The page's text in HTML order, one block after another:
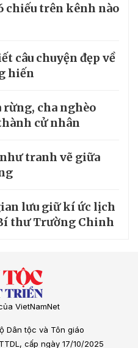
chiếu trên kênh nào
câu chuyện đẹp về
hiến
rừng, cha nghèo
cử nhân
tranh vẽ giữa
lưu giữ kí ức lịch
thư Trường Chinh
VietNamNet
Dân tộc và Tôn giáo
cấp ngày 17/10/2025